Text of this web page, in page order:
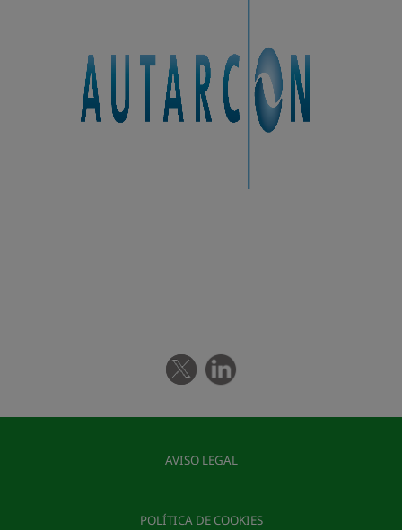
AVISO LEGAL
POLÍTICA DE COOKIES